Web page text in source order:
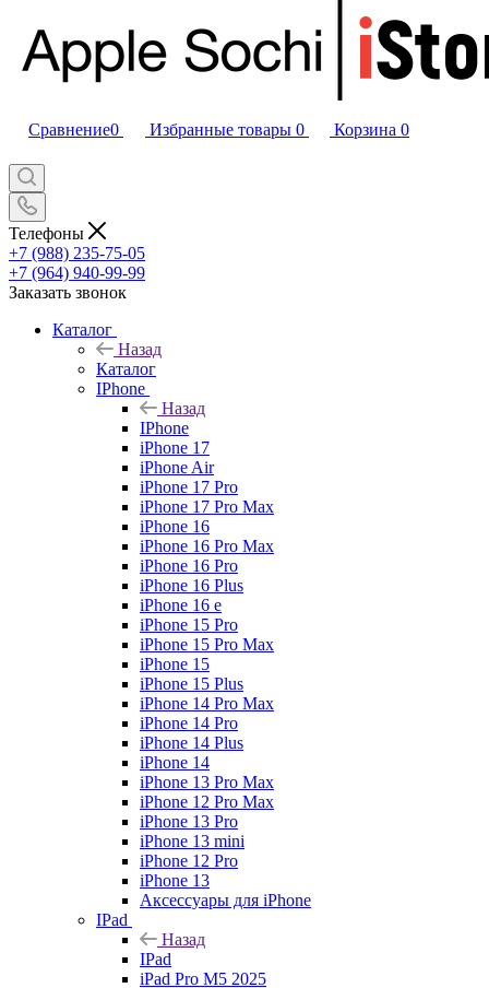
Сравнение0 Избранные товары 0 Корзина 0
Телефоны
+7 (988) 235-75-05
+7 (964) 940-99-99
Заказать звонок
Каталог
Назад
Каталог
IPhone
Назад
IPhone
iPhone 17
iPhone Air
iPhone 17 Pro
iPhone 17 Pro Max
iPhone 16
iPhone 16 Pro Max
iPhone 16 Pro
iPhone 16 Plus
iPhone 16 e
iPhone 15 Pro
iPhone 15 Pro Max
iPhone 15
iPhone 15 Plus
iPhone 14 Pro Max
iPhone 14 Pro
iPhone 14 Plus
iPhone 14
iPhone 13 Pro Max
iPhone 12 Pro Max
iPhone 13 Pro
iPhone 13 mini
iPhone 12 Pro
iPhone 13
Аксессуары для iPhone
IPad
Назад
IPad
iPad Pro M5 2025